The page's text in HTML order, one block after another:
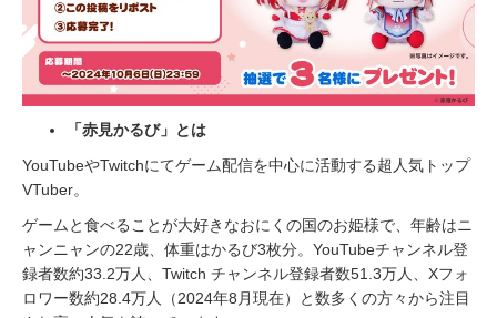
「赤見かるび」とは
YouTubeやTwitchにてゲーム配信を中心に活動する超人気トップ
VTuber。
ゲームと食べることが大好きなおにくの国のお姫様で、年齢はニ
ャンニャンの22歳、体重はかるび3枚分。YouTubeチャンネル登
録者数約33.2万人、Twitch チャンネル登録者数51.3万人、Xフォ
ロワー数約28.4万人（2024年8月現在）と数多くの方々から注目